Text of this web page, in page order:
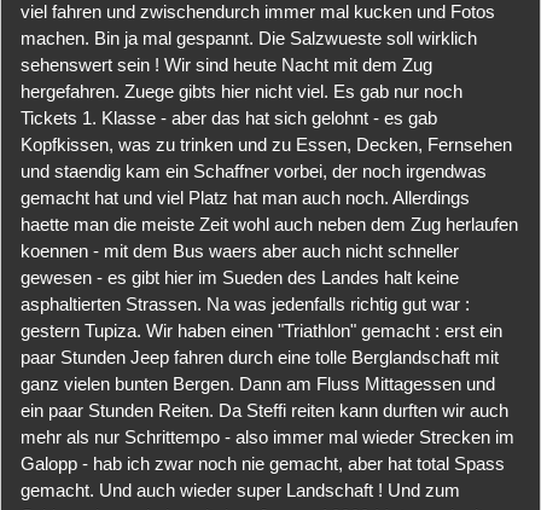
viel fahren und zwischendurch immer mal kucken und Fotos
machen. Bin ja mal gespannt. Die Salzwueste soll wirklich
sehenswert sein ! Wir sind heute Nacht mit dem Zug
hergefahren. Zuege gibts hier nicht viel. Es gab nur noch
Tickets 1. Klasse - aber das hat sich gelohnt - es gab
Kopfkissen, was zu trinken und zu Essen, Decken, Fernsehen
und staendig kam ein Schaffner vorbei, der noch irgendwas
gemacht hat und viel Platz hat man auch noch. Allerdings
haette man die meiste Zeit wohl auch neben dem Zug herlaufen
koennen - mit dem Bus waers aber auch nicht schneller
gewesen - es gibt hier im Sueden des Landes halt keine
asphaltierten Strassen. Na was jedenfalls richtig gut war :
gestern Tupiza. Wir haben einen "Triathlon" gemacht : erst ein
paar Stunden Jeep fahren durch eine tolle Berglandschaft mit
ganz vielen bunten Bergen. Dann am Fluss Mittagessen und
ein paar Stunden Reiten. Da Steffi reiten kann durften wir auch
mehr als nur Schrittempo - also immer mal wieder Strecken im
Galopp - hab ich zwar noch nie gemacht, aber hat total Spass
gemacht. Und auch wieder super Landschaft ! Und zum